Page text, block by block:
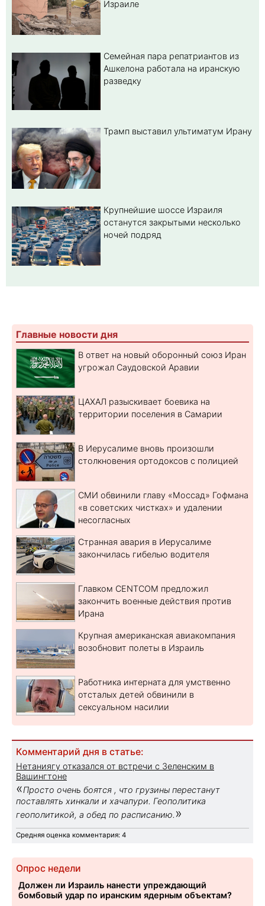
Израиле
Семейная пара репатриантов из
Ашкелона работала на иранскую
разведку
Трамп выставил ультиматум Ирану
Крупнейшие шоссе Израиля
останутся закрытыми несколько
ночей подряд
Главные новости дня
В ответ на новый оборонный союз Иран
угрожал Саудовской Аравии
ЦАХАЛ разыскивает боевика на
территории поселения в Самарии
В Иерусалиме вновь произошли
столкновения ортодоксов с полицией
СМИ обвинили главу «Моссад» Гофмана
«в советских чистках» и удалении
несогласных
Странная авария в Иерусалиме
закончилась гибелью водителя
Главком CENTCOM предложил
закончить военные действия против
Ирана
Крупная американская авиакомпания
возобновит полеты в Израиль
Работника интерната для умственно
отсталых детей обвинили в
сексуальном насилии
Комментарий дня в статье:
Нетаниягу отказался от встречи с Зеленским в
Вашингтоне
«Просто очень боятся , что грузины перестанут
поставлять хинкали и хачапури. Геополитика
геополитикой, а обед по расписанию. »
Средняя оценка комментария: 4
Опрос недели
Должен ли Израиль нанести упреждающий
бомбовый удар по иранским ядерным объектам?